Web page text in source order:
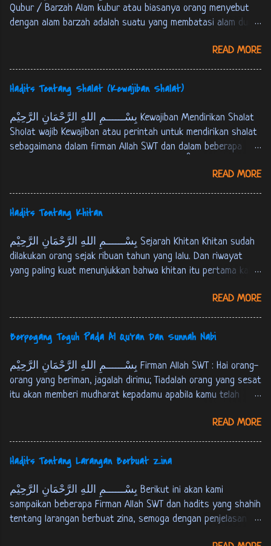
Qubur / Barzah Alam kubur atau biasanya orang menyebut
dengan alam barzah adalah suatu yang membatasi alam dunia
berada pada alam kubur atau alam barzah, yaitu masa
setelah manusia mati sampai hari kiamat atau tempat
persinggahan pertama menuju akherat. Berikut ini Firman
Allah SWT tentang alam kubur : كُلُّ نَفْسٍ ذَائِقَةُ اْلمَوْتِ، وَ
نَبْلُوْكُمْ بِالشَّرّ وَ اْلخَيْرِ فِتْنَةً، وَ اِلَيْنَا تُرْجَعُوْنَ. الانبياء:35 Tiap-
tiap yang berjiwa akan merasakan mati. Kami akan menguji
kamu dengan keburukan dan kebaikan sebagai cobaan (yang
sebenar-benarnya). Dan hanya kepada Kamilah kamu
READ MORE
Hadits Tentang Shalat (Kewajiban Shalat)
بِسْــــــمِ اللهِ الرَّحْمَانِ الرَّحِيْم Kewajiban Mendirikan Shalat
Sholat wajib Kewajiban atau perintah untuk mendirikan shalat
sebagaimana dalam firman Allah SWT dan dalam beberapa
14] فَاَقِيْمُوا الصَّلوةَ، اِنَّ الصَّلوةَ كَانَتْ عَلَى اْلمُؤْمِنِيْنَ كِتَابًا
مَوْقُوْتًا. النساء: 103 M aka dirikanlah shalat, sesungguhnya
shalat itu adalah kewajiban yang telah ditentukan waktunya
atas orang-orang yang beriman. [QS. An-Nisaa' : 103] عَنْ عَبْدِ
اللهِ بْنِ عُمَرَ قَالَ: قَالَ رَسُوْلُ اللهِ ص: بُنِيَ اْلاِسْلاَمُ عَلَى
خَمْسٍ: شَهَادَةِ اَنْ لاَ اِلهَ اِلاَّ اللهُ وَ اَنَّ مُحَمَّدًا رَسُوْلُ اللهِ، وَ
اِقَامِ الصَّلاَةِ، وَ اِيْتَاءِ الزَّكَاةِ، وَ حَجّ اْلبَيْتِ وَ صَوْمِ رَمَضَانَ.
“Islam itu terd...
READ MORE
Hadits Tentang Khitan
بِسْــــــمِ اللهِ الرَّحْمَانِ الرَّحِيْم Sejarah Khitan Khitan sudah
dilakukan orang sejak ribuan tahun yang lalu. Dan riwayat
yang paling kuat menunjukkan bahwa khitan itu pertama kali
عَنْ اَبِي هُرَيْرَةَ اَنَّ رَسُوْلَ اللهِ ص قَالَ: اخْتَتَنَ اِبْرَاهِيْمُ عَلَيْهِ
السَّلاَمُ بَعْدَ ثَمَانِيْنَ سَنَةً وَاخْتَتَنَ بِالْقَدُوْمِ. البخارى 7: 143 Dari
Abu Hurairah bahwasanya Rasulullah SAW bersabda, "Nabi
Ibrahim AS berkhitan setelah berusia delapan puluh tahun
dan beliau khitan dengan menggunakan kampak”. [HR. Bukhari
juz 7, hal. 143] عَنْ اَبِي هُرَيْرَةَ قَالَ: قَالَ رَسُوْلُ اللهِ ص:
اخْتَتَنَ اِبْرَاهِيْمُ النَّبِيُّ عَلَيْهِ السَّلاَمُ وَ هُوَ ابْنُ ثَمَانِيْنَ سَنَةً
بِالْقَدُوْمِ. مسلم 4: 1839 Dari Abu Hurairah, ia berkata;
Rasulullah SAW bersabda, "Nabi Ibrahim 'AS berkhitan saat
kampak". [HR. Muslim juz 4, hal. 1839]
READ MORE
Berpegang Teguh Pada Al Qu'ran Dan Sunnah Nabi
بِسْــــــمِ اللهِ الرَّحْمَانِ الرَّحِيْم Firman Allah SWT : Hai orang-
orang yang beriman, jagalah dirimu; Tiadalah orang yang sesat
itu akan memberi mudharat kepadamu apabila kamu telah
semuanya, Maka Dia akan menerangkan kepadamu apa yang
telah kamu kerjakan. [QS. Al-Maaidah : 105] [*] Maksudnya:
kesesatan orang lain itu tidak akan memberi mudharat
kepadamu, Asal kamu telah mendapat petunjuk. tapi tidaklah
berarti bahwa orang tidak disuruh berbuat yang ma'ruf dan
mencegah dari yang munkar. Hadits Rasulullah SAW Dari Abu
Umayyah Asy-Sya’baniy, ia berkata : Saya pernah bertanya
kepada Abu Tsa’labah Al-Khusyaniy, aku bertanya, “Hai Abu
Tsa’labah, bagaimana pendapatmu tentang ayat ini ?". Abu
READ MORE
Hadits Tentang Larangan Berbuat Zina
بِسْــــــمِ اللهِ الرَّحْمَانِ الرَّحِيْم Berikut ini akan kami
sampaikan beberapa Firman Allah SWT dan hadits yang shahih
tentang larangan berbuat zina, semoga dengan penjelasan ini